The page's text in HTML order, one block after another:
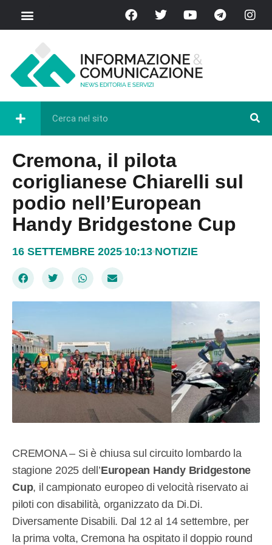
Cremona, il pilota
coriglianese Chiarelli sul
podio nell’European
Handy Bridgestone Cup
16 SETTEMBRE 2025 10:13 NOTIZIE
CREMONA – Si è chiusa sul circuito lombardo la
stagione 2025 dell’European Handy Bridgestone
Cup, il campionato europeo di velocità riservato ai
piloti con disabilità, organizzato da Di.Di.
Diversamente Disabili. Dal 12 al 14 settembre, per
la prima volta, Cremona ha ospitato il doppio round